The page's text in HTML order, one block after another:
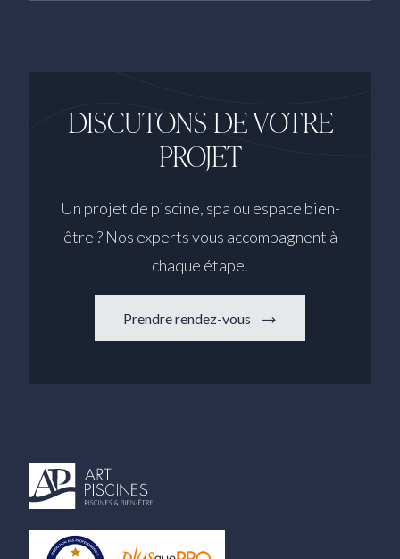
DISCUTONS DE VOTRE
PROJET
Un projet de piscine, spa ou espace bien-
être ? Nos experts vous accompagnent à
chaque étape.
Prendre rendez-vous